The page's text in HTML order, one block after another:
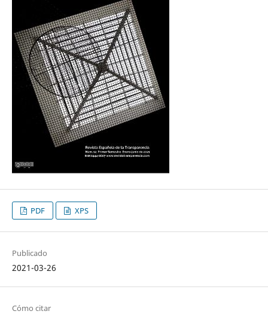
PDF XPS
Publicado
2021-03-26
Cómo citar